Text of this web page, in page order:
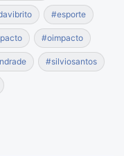
#esporte
#oimpacto
#silviosantos